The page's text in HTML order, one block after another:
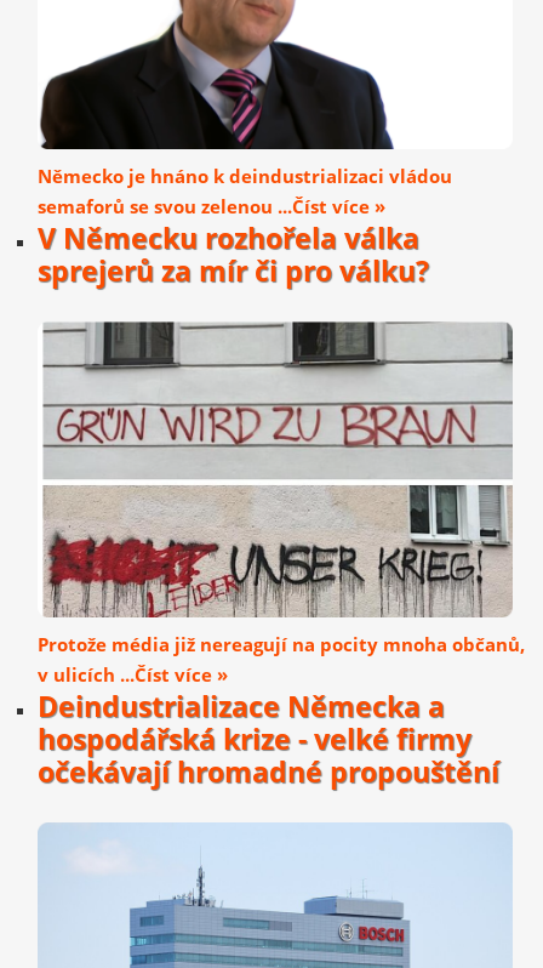
Německo je hnáno k deindustrializaci vládou
semaforů se svou zelenou ...Číst více »
V Německu rozhořela válka
sprejerů za mír či pro válku?
Protože média již nereagují na pocity mnoha občanů,
v ulicích ...Číst více »
Deindustrializace Německa a
hospodářská krize - velké firmy
očekávají hromadné propouštění